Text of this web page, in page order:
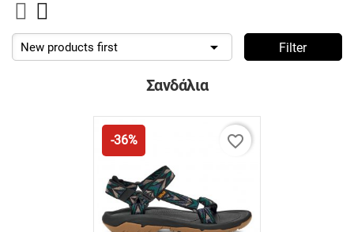
New products first  Filter
Σανδάλια
-36% favorite_border